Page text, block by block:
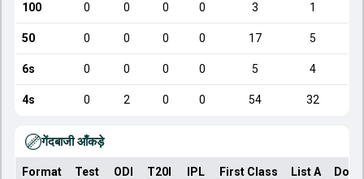
100 0 0 0 0 3 1
50 0 0 0 0 17 5
6s 0 0 0 0 5 4
4s 0 2 0 0 54 32
गेंदबाजी आँकड़े
Format Test ODI T20I IPL First Class List A